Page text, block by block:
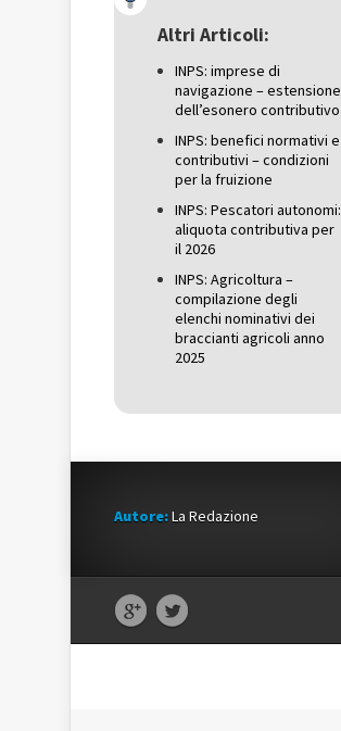
una
nuova
nuova
finestra)
una
nuova
Altri Articoli:
INPS: imprese di
navigazione – estensione
dell’esonero contributivo
INPS: benefici normativi e
contributivi – condizioni
per la fruizione
INPS: Pescatori autonomi:
aliquota contributiva per
il 2026
INPS: Agricoltura –
compilazione degli
elenchi nominativi dei
braccianti agricoli anno
2025
Autore:La Redazione